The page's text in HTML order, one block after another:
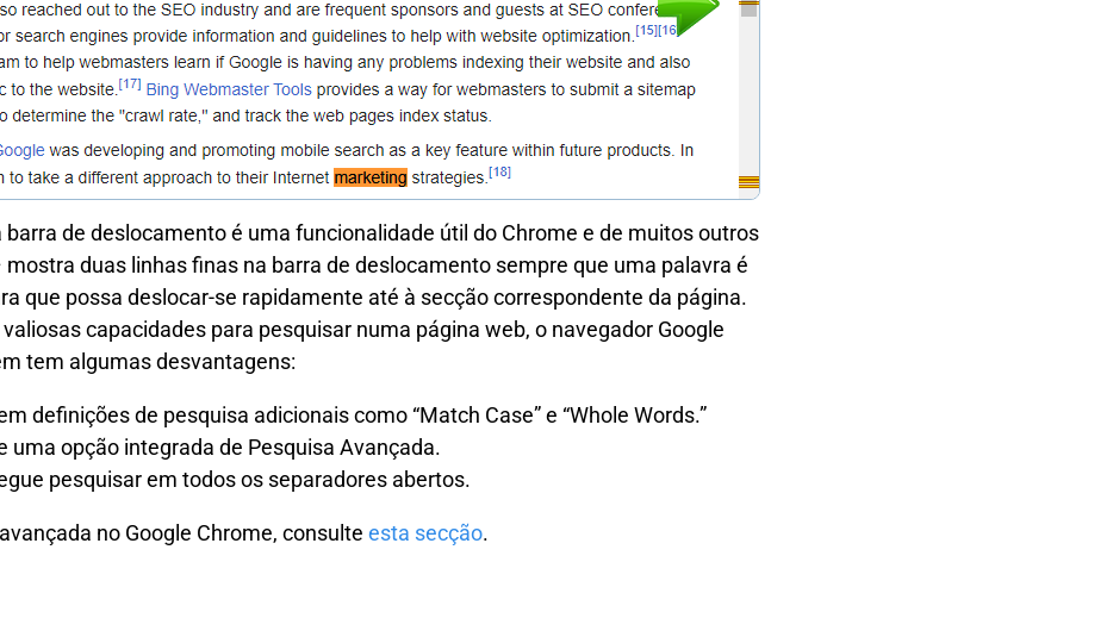
barra de deslocamento é uma funcionalidade útil do Chrome e de muitos outros
duas linhas finas na barra de deslocamento sempre que uma palavra é
que possa deslocar-se rapidamente até à secção correspondente da página.
capacidades para pesquisar numa página web, o navegador Google
tem algumas desvantagens:
definições de pesquisa adicionais como “Match Case” e “Whole Words.”
uma opção integrada de Pesquisa Avançada.
pesquisar em todos os separadores abertos.
no Google Chrome, consulte esta secção.